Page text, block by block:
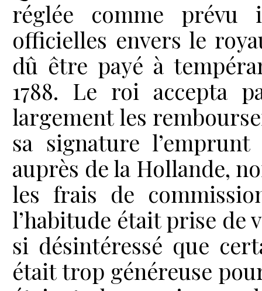
réglée comme prévu
officielles envers le
dû être payé à
1788. Le roi accepta
largement les
sa signature
auprès de la Hollande,
les frais de
l’habitude était prise de
si désintéressé que
était trop généreuse